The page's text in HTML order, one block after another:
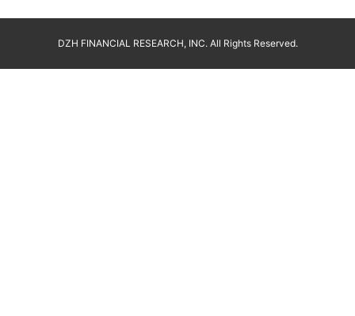
DZH FINANCIAL RESEARCH, INC. All Rights Reserved.